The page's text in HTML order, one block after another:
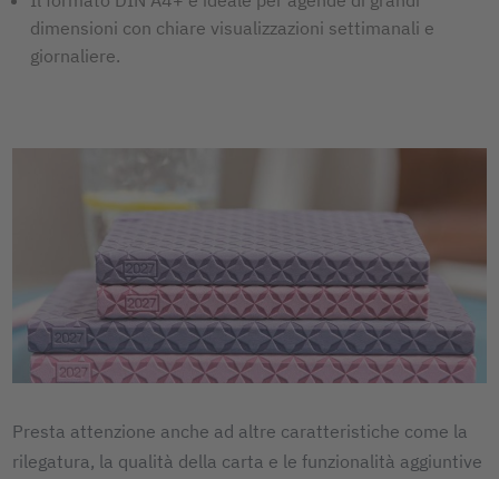
dimensioni con chiare visualizzazioni settimanali e
giornaliere.
Presta attenzione anche ad altre caratteristiche come la
rilegatura, la qualità della carta e le funzionalità aggiuntive